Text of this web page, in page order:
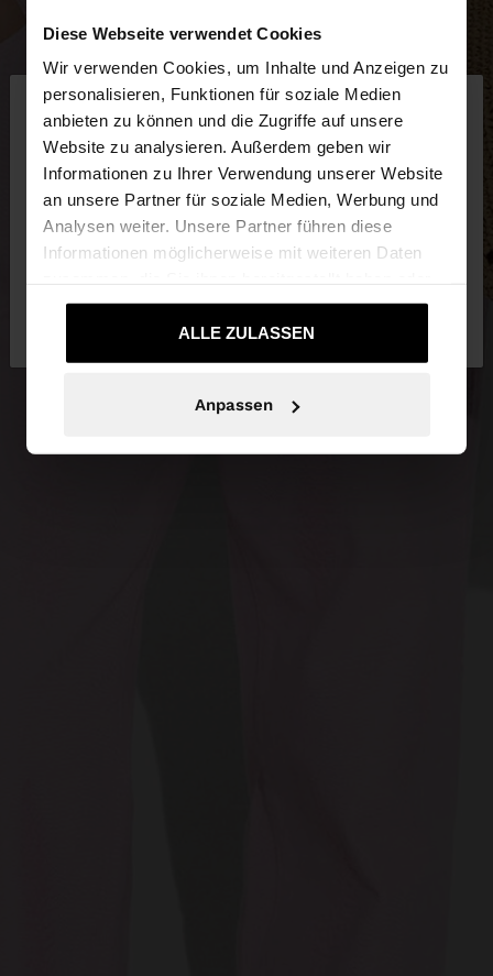
Diese Webseite verwendet Cookies
Wir verwenden Cookies, um Inhalte und Anzeigen zu
personalisieren, Funktionen für soziale Medien
anbieten zu können und die Zugriffe auf unsere
Website zu analysieren. Außerdem geben wir
Informationen zu Ihrer Verwendung unserer Website
an unsere Partner für soziale Medien, Werbung und
Analysen weiter. Unsere Partner führen diese
Informationen möglicherweise mit weiteren Daten
die sie im Rahmen Ihrer Nutzung der Dienste
gesammelt haben.ALLE ZULASSEN
Anpassen
hallo
Sie greifen von Deutschland auf die Website zu.
Möchten Sie unsere United States Website
Deutschland
Ja, bringen Sie mich
zu United States